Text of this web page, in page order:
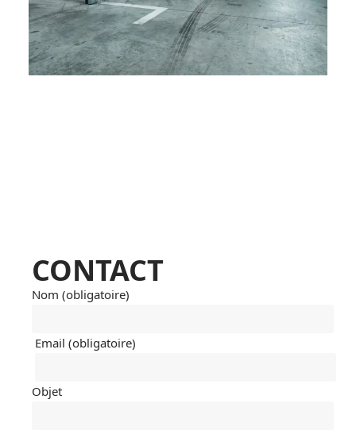
CONTACT
Nom (obligatoire)
Email (obligatoire)
Objet